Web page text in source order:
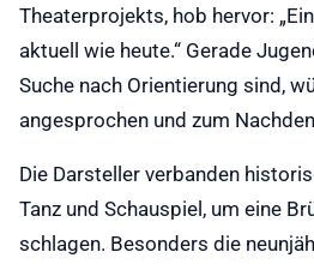
Theaterprojekts, hob hervor:
aktuell wie heute.“ Gerade
Suche nach Orientierung sind,
angesprochen und zum
Die Darsteller verbanden
Tanz und Schauspiel, um eine
schlagen. Besonders die